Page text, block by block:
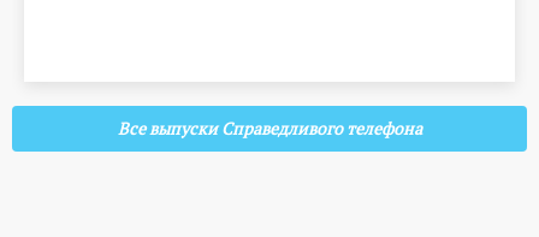
Все выпуски Справедливого телефона